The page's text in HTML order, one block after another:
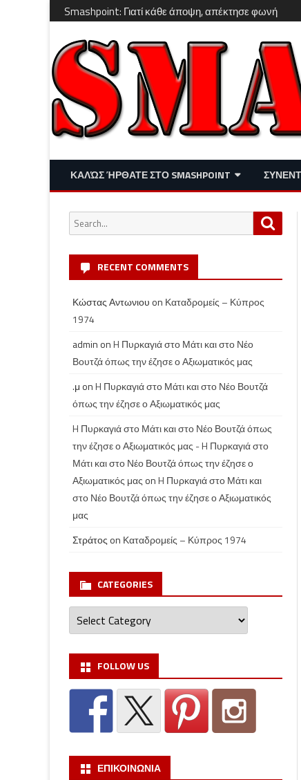
Smashpoint: Γιατί κάθε άποψη, απέκτησε φωνή
ΚΑΛΏΣ ΉΡΘΑΤΕ ΣΤΟ SMASHPOINT
ΔΙΑΣΚΈΔΑΣΗ –
Search
for:
RECENT COMMENTS
Κώστας Αντωνιου on Καταδρομείς – Κύπρος
1974
admin onH Πυρκαγιά στο Μάτι και στο Νέο
Βουτζά όπως την έζησε ο Αξιωματικός μας
.μ onH Πυρκαγιά στο Μάτι και στο Νέο Βουτζά
όπως την έζησε ο Αξιωματικός μας
H Πυρκαγιά στο Μάτι και στο Νέο Βουτζά όπως
την έζησε ο Αξιωματικός μας - H Πυρκαγιά στο
Μάτι και στο Νέο Βουτζά όπως την έζησε ο
Αξιωματικός μας onH Πυρκαγιά στο Μάτι και
στο Νέο Βουτζά όπως την έζησε ο Αξιωματικός
μας
Στράτος on Καταδρομείς – Κύπρος 1974
CATEGORIES
Categories
FOLLOW US
ΕΠΙΚΟΙΝΩΝΙΑ